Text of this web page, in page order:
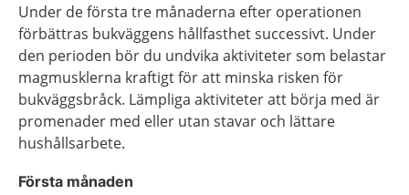
Under de första tre månaderna efter operationen
förbättras bukväggens hållfasthet successivt. Under
den perioden bör du undvika aktiviteter som belastar
magmusklerna kraftigt för att minska risken för
bukväggsbråck. Lämpliga aktiviteter att börja med är
promenader med eller utan stavar och lättare
hushållsarbete.
Första månaden